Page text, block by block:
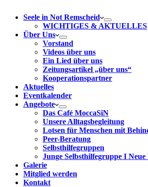
Seele in Not Remscheid
WICHTIGES & AKTUELLES
Über Uns
Vorstand
Videos über uns
Ein Lied über uns
Zeitungsartikel „über uns“
Kooperationspartner
Aktuelles
Eventkalender
Angebote
Das Café MoccaSiN
Unsere Alltagsbegleitung
Lotsen für Menschen mit
Peer-Beratung
Selbsthilfegruppen
Junge Selbsthilfegruppe I Neue
Galerie
Mitglied werden
Kontakt